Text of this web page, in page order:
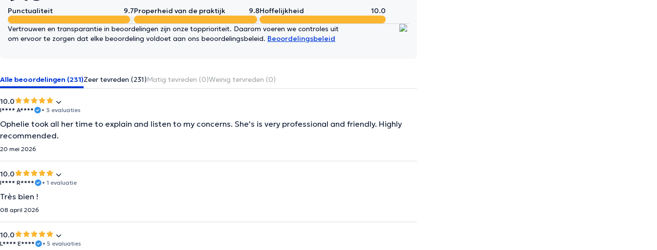
Punctualiteit
9.7Properheid van de praktijk 9.8Hoffelijkheid 10.0
Vertrouwen en transparantie in beoordelingen zijn onze topprioriteit. Daarom voeren we controles uit
om ervoor te zorgen dat elke beoordeling voldoet aan ons beoordelingsbeleid. Beoordelingsbeleid
Alle beoordelingen (231)Zeer tevreden (231)Matig tevreden (0)Weinig tervreden (0)
10.0
I**** A**** • 3 evaluaties
Ophelie took all her time to explain and listen to my concerns. She's is very professional and friendly. Highly
recommended.
20 mei 2026
10.0
I**** R**** • 1 evaluatie
Très bien !
08 april 2026
10.0
L**** E**** • 5 evaluaties